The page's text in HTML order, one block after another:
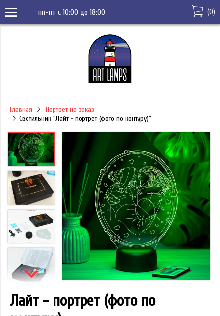
пн-пт с 10:00 до 18:00 (0)
Главная
Портрет на заказ
Светильник "Лайт - портрет (фото по контуру)"
Лайт - портрет (фото по